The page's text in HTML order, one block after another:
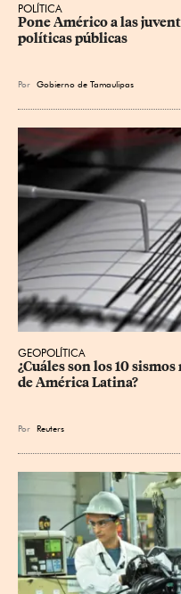
POLÍTICA
Pone Américo a las
políticas públicas
Por Gobierno de Tamaulipas
GEOPOLÍTICA
¿Cuáles son los 10
de América Latina?
Por Reuters